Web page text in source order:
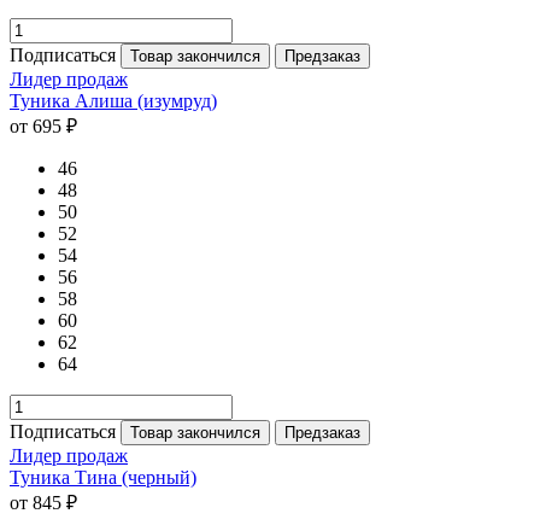
Подписаться Товар закончился Предзаказ
Лидер продаж
Туника Алиша (изумруд)
от 695 ₽
46
48
50
52
54
56
58
60
62
64
Подписаться Товар закончился Предзаказ
Лидер продаж
Туника Тина (черный)
от 845 ₽